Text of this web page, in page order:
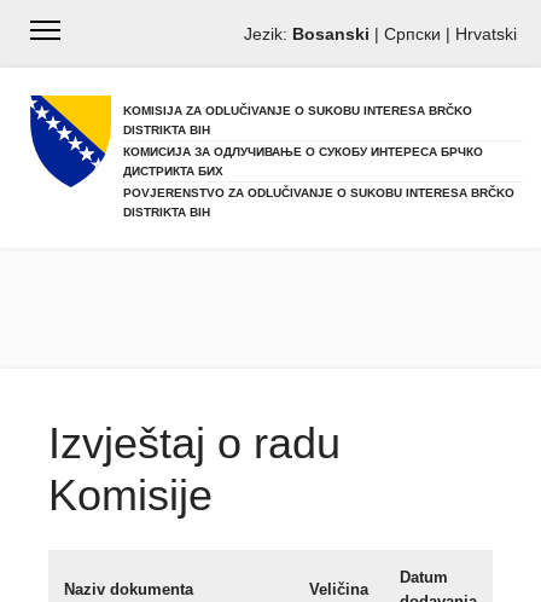
Jezik: Bosanski | Српски | Hrvatski
KOMISIJA ZA ODLUČIVANJE O SUKOBU INTERESA BRČKO
DISTRIKTA BIH
КОМИСИЈА ЗА ОДЛУЧИВАЊЕ О СУКОБУ ИНТЕРЕСА БРЧКО
ДИСТРИКТА БИХ
POVJERENSTVO ZA ODLUČIVANJE O SUKOBU INTERESA BRČKO
DISTRIKTA BIH
Izvještaj o radu
Komisije
Naziv dokumenta Veličina
Datum